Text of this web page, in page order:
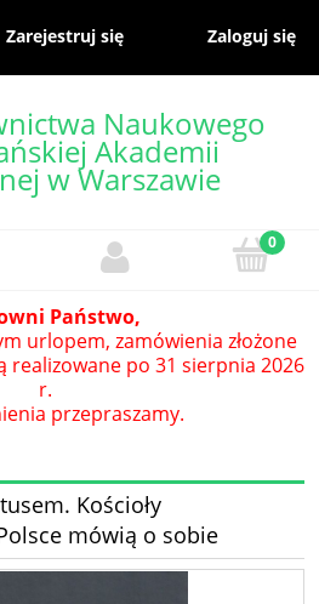
Zarejestruj się Zaloguj się
Naukowego
Akademii
w Warszawie
Państwo,
urlopem, zamówienia złożone
realizowane po 31 sierpnia 2026
r.
przepraszamy.
Kościoły
mówią o sobie